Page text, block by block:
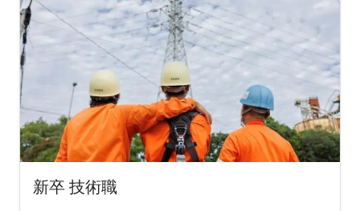
新卒 技術職